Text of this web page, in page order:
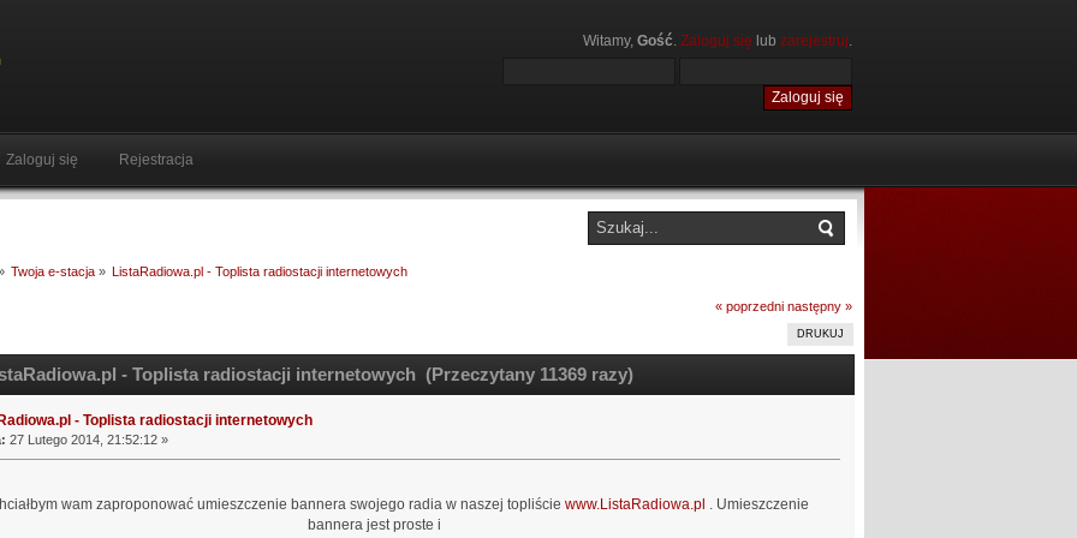
Witamy, Gość. Zaloguj się lub zarejestruj.
Zaloguj się Rejestracja
Twoja e-stacja» ListaRadiowa.pl - Toplista radiostacji internetowych
« poprzedni następny »
DRUKUJ
- Toplista radiostacji internetowych (Przeczytany 11369 razy)
- Toplista radiostacji internetowych
27 Lutego 2014, 21:52:12 »
wam zaproponować umieszczenie bannera swojego radia w naszej topliście www.ListaRadiowa.pl . Umieszczenie
bannera jest proste i